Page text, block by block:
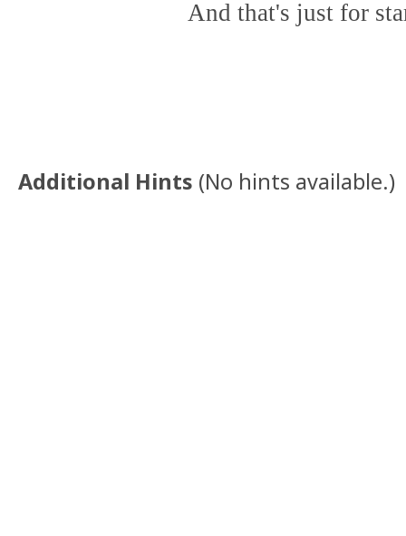
And that's just for
Additional Hints (No hints available.)